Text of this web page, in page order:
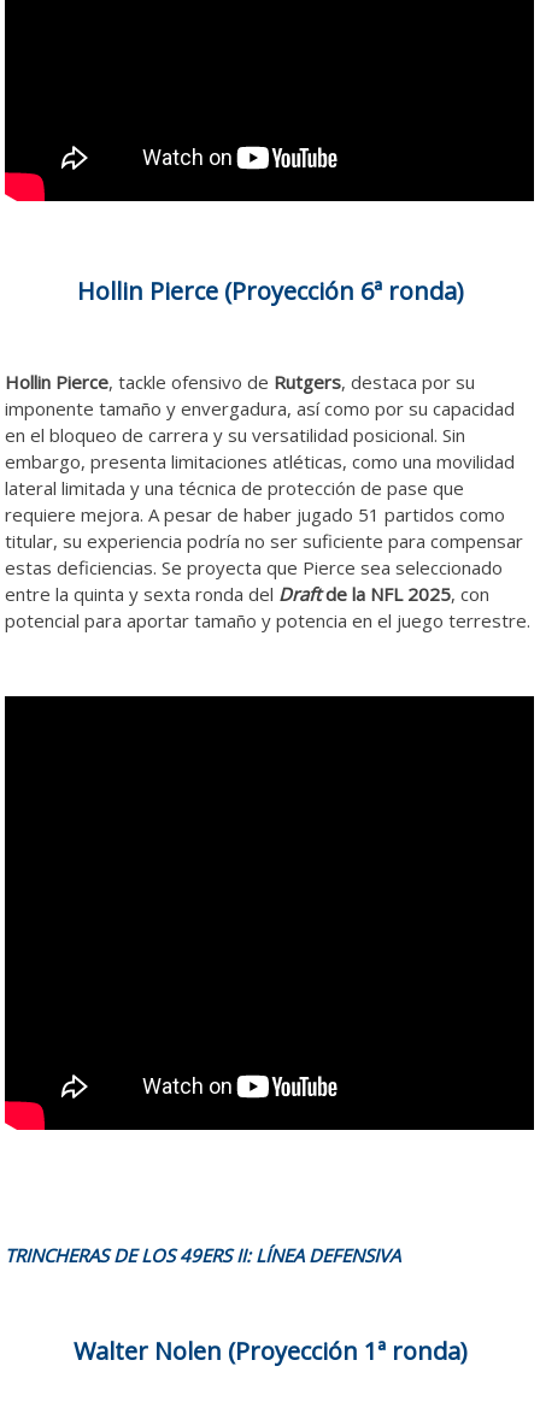
Hollin Pierce (Proyección 6ª ronda)
Hollin Pierce, tackle ofensivo de Rutgers, destaca por su
imponente tamaño y envergadura, así como por su capacidad
en el bloqueo de carrera y su versatilidad posicional. Sin
embargo, presenta limitaciones atléticas, como una movilidad
lateral limitada y una técnica de protección de pase que
requiere mejora. A pesar de haber jugado 51 partidos como
titular, su experiencia podría no ser suficiente para compensar
estas deficiencias. Se proyecta que Pierce sea seleccionado
entre la quinta y sexta ronda del Draftde la NFL 2025, con
potencial para aportar tamaño y potencia en el juego terrestre.
TRINCHERAS DE LOS 49ERS II: LÍNEA DEFENSIVA
Walter Nolen (Proyección 1ª ronda)